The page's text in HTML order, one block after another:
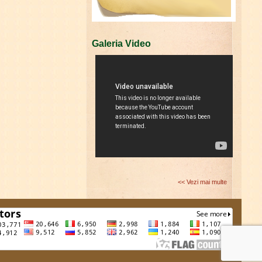
Galeria Video
<< Vezi mai multe